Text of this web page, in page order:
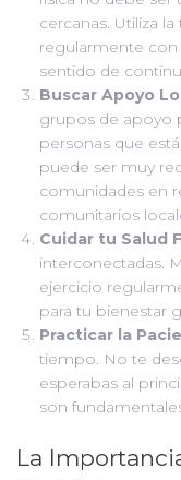
cercanas. Utiliza
regularmente con
sentido de
Buscar Apoyo
grupos de apoyo
personas que
puede ser muy
comunidades en
comunitarios
Cuidar tu Salud
interconectadas.
ejercicio
para tu bienestar
Practicar la
tiempo. No te
esperabas al
son
La